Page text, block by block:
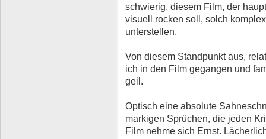
schwierig, diesem Film, der
visuell rocken soll, solch
unterstellen.
Von diesem Standpunkt aus,
ich in den Film gegangen und
geil.
Optisch eine absolute
markigen Sprüchen, die jeden
Film nehme sich Ernst.